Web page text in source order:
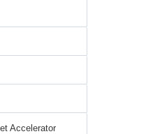
Accelerator